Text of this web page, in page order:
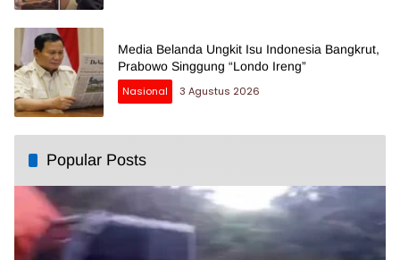
Media Belanda Ungkit Isu Indonesia Bangkrut,
Prabowo Singgung “Londo Ireng”
Nasional
3 Agustus 2026
Popular Posts